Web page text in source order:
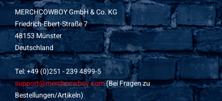
MERCHCOWBOY GmbH & Co. KG
Friedrich-Ebert-Straße 7
48153 Münster
Deutschland
Tel: +49 (0)251 - 239 4899-5
support@merchcowboy.com(Bei Fragen zu
Bestellungen/Artikeln)